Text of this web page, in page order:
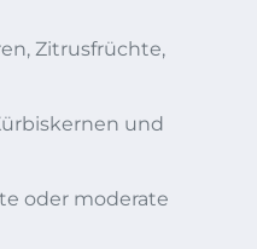
Zitrusfrüchte,
und
oder moderate